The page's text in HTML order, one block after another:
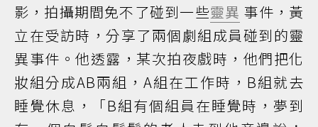
影，拍攝期間免不了碰到一些靈異 事件，黃
立在受訪時，分享了兩個劇組成員碰到的靈
異事件。他透露，某次拍夜戲時，他們把化
妝組分成AB兩組，A組在工作時，B組就去
睡覺休息，「B組有個組員在睡覺時，夢到